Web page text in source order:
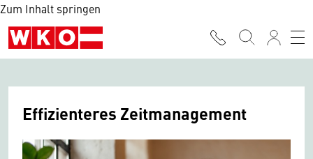
Zum Inhalt springen
Effizienteres Zeitmanagement